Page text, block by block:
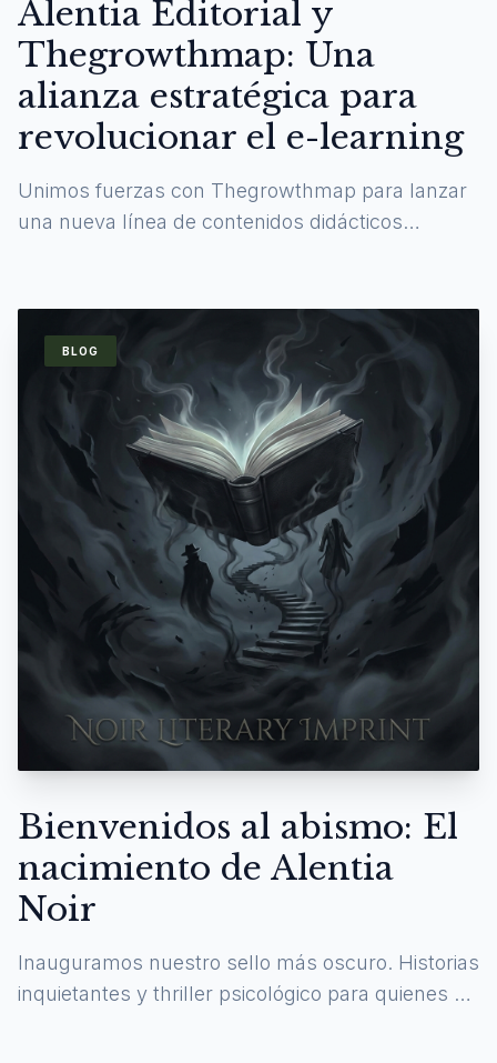
Alentia Editorial y
Thegrowthmap: Una
alianza estratégica para
revolucionar el e-learning
Unimos fuerzas con Thegrowthmap para lanzar
una nueva línea de contenidos didácticos
BLOG
Bienvenidos al abismo: El
nacimiento de Alentia
Noir
Inauguramos nuestro sello más oscuro. Historias
inquietantes y thriller psicológico para quienes se